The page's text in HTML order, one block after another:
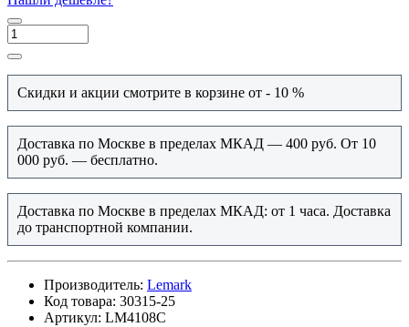
Скидки и акции смотрите в корзине от - 10 %
Доставка по Москве в пределах МКАД — 400 руб. От 10
000 руб. — бесплатно.
Доставка по Москве в пределах МКАД: от 1 часа. Доставка
до транспортной компании.
Производитель: Lemark
Код товара: 30315-25
Артикул: LM4108C